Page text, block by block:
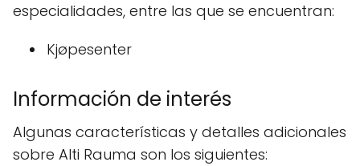
especialidades, entre las que se encuentran:
Kjøpesenter
Información de interés
Algunas características y detalles adicionales
sobre Alti Rauma son los siguientes: